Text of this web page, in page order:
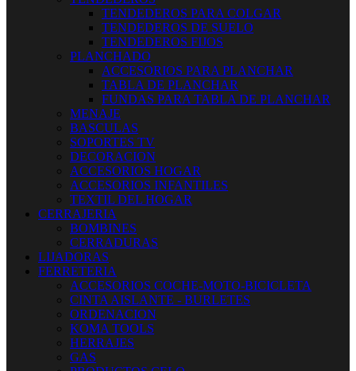
TENDEDEROS PARA COLGAR
TENDEDEROS DE SUELO
TENDEDEROS FIJOS
PLANCHADO
ACCESORIOS PARA PLANCHAR
TABLA DE PLANCHAR
FUNDAS PARA TABLA DE PLANCHAR
MENAJE
BASCULAS
SOPORTES TV
DECORACION
ACCESORIOS HOGAR
ACCESORIOS INFANTILES
TEXTIL DEL HOGAR
CERRAJERIA
BOMBINES
CERRADURAS
LIJADORAS
FERRETERIA
ACCESORIOS COCHE-MOTO-BICICLETA
CINTA AISLANTE - BURLETES
ORDENACION
KOMA TOOLS
HERRAJES
GAS